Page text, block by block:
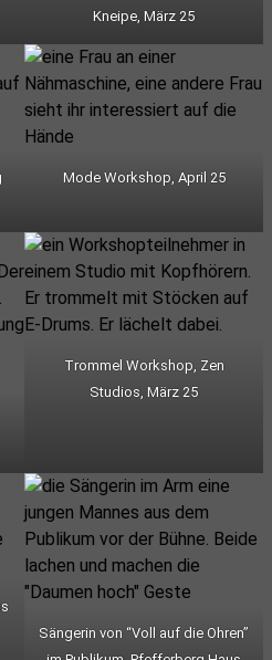
Kneipe, März 25
Mode Workshop, April 25
Trommel Workshop, Zen
Studios, März 25
Sängerin von “Voll auf die Ohren”